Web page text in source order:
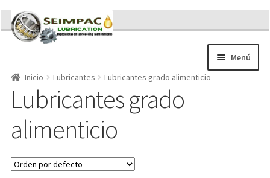
Ir
a
Ir
al
contenido
Menú
Sobre nosotros
Brochures
Contacto/Solicitar Cotización
Servicios
Literatura
Inicio Lubricantes Lubricantes grado alimenticio
Lubricantes grado
alimenticio